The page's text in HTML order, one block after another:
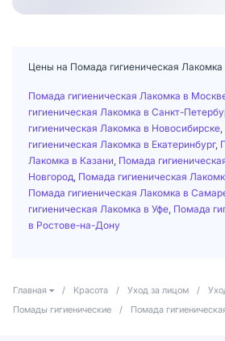
Цены на Помада гигиеническая Лакомка
Помада гигиеническая Лакомка в
гигиеническая Лакомка в Санкт-
гигиеническая Лакомка в Новосибирске
гигиеническая Лакомка в Екатеринбург,
Лакомка в Казани Помада
Новгород Помада гигиеническая
Помада гигиеническая Лакомка в
гигиеническая Лакомка в Уфе Помада
в Ростове-на-Дону
Главная / Красота / Уход за лицом /
Помады гигиенические
/ Помада